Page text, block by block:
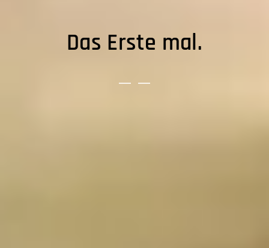
Das Erste mal.